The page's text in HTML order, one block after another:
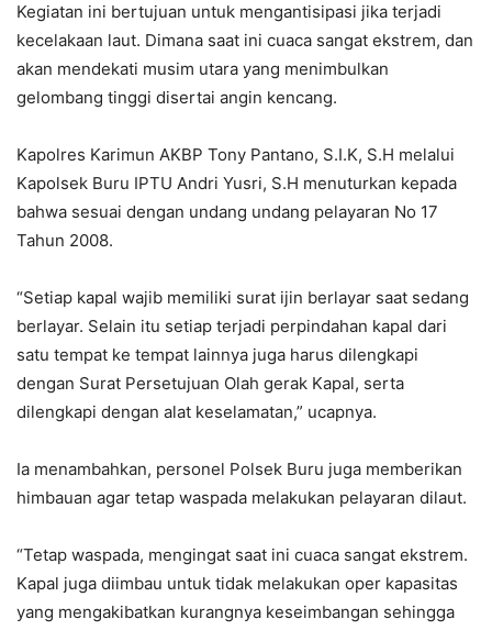
Kegiatan ini bertujuan untuk mengantisipasi jika terjadi
kecelakaan laut. Dimana saat ini cuaca sangat ekstrem, dan
akan mendekati musim utara yang menimbulkan
gelombang tinggi disertai angin kencang.
Kapolres Karimun AKBP Tony Pantano, S.I.K, S.H melalui
Kapolsek Buru IPTU Andri Yusri, S.H menuturkan kepada
bahwa sesuai dengan undang undang pelayaran No 17
Tahun 2008.
“Setiap kapal wajib memiliki surat ijin berlayar saat sedang
berlayar. Selain itu setiap terjadi perpindahan kapal dari
satu tempat ke tempat lainnya juga harus dilengkapi
dengan Surat Persetujuan Olah gerak Kapal, serta
dilengkapi dengan alat keselamatan,” ucapnya.
Ia menambahkan, personel Polsek Buru juga memberikan
himbauan agar tetap waspada melakukan pelayaran dilaut.
“Tetap waspada, mengingat saat ini cuaca sangat ekstrem.
Kapal juga diimbau untuk tidak melakukan oper kapasitas
yang mengakibatkan kurangnya keseimbangan sehingga